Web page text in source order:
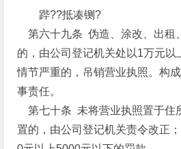
跸??抵凑铡?
第六十九条 伪造、涂改、出租
的，由公司登记机关处以1万元以
情节严重的，吊销营业执照。构
事责任。
第七十条 未将营业执照置于住
置的，由公司登记机关责令改正